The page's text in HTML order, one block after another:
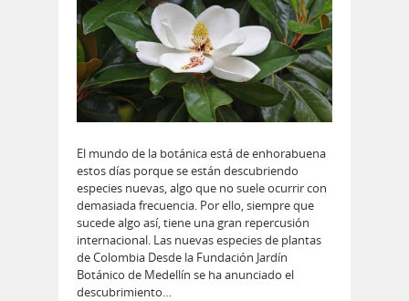
El mundo de la botánica está de enhorabuena
estos días porque se están descubriendo
especies nuevas, algo que no suele ocurrir con
demasiada frecuencia. Por ello, siempre que
sucede algo así, tiene una gran repercusión
internacional. Las nuevas especies de plantas
de Colombia Desde la Fundación Jardín
Botánico de Medellín se ha anunciado el
descubrimiento…